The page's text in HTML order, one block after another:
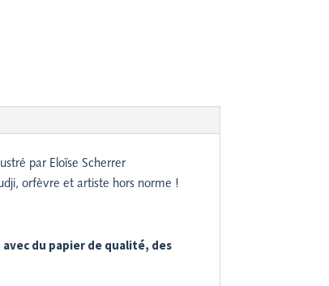
par Eloïse Scherrer
orfèvre et artiste hors norme !
du papier de qualité, des